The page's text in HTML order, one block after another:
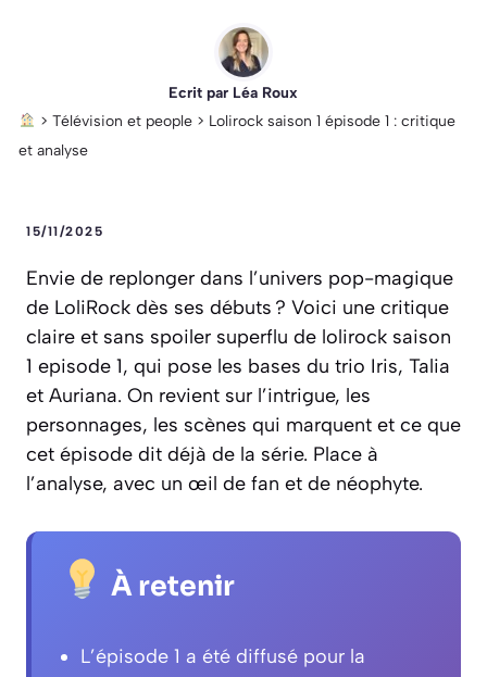
Ecrit par Léa Roux
> Télévision et people> Lolirock saison 1 épisode 1 : critique
et analyse
15/11/2025
Envie de replonger dans l’univers pop-magique
de LoliRock dès ses débuts ? Voici une critique
claire et sans spoiler superflu de lolirock saison
1 episode 1, qui pose les bases du trio Iris, Talia
et Auriana. On revient sur l’intrigue, les
personnages, les scènes qui marquent et ce que
cet épisode dit déjà de la série. Place à
l’analyse, avec un œil de fan et de néophyte.
À retenir
L’épisode 1 a été diffusé pour la